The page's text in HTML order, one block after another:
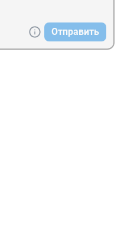
Отправить